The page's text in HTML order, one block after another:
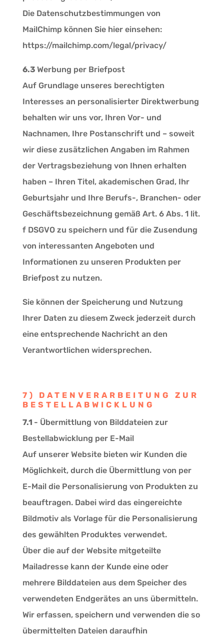
Die Datenschutzbestimmungen von
MailChimp können Sie hier einsehen:
https://mailchimp.com/legal/privacy/
6.3 Werbung per Briefpost
Auf Grundlage unseres berechtigten
Interesses an personalisierter Direktwerbung
behalten wir uns vor, Ihren Vor- und
Nachnamen, Ihre Postanschrift und – soweit
wir diese zusätzlichen Angaben im Rahmen
der Vertragsbeziehung von Ihnen erhalten
haben – Ihren Titel, akademischen Grad, Ihr
Geburtsjahr und Ihre Berufs-, Branchen- oder
Geschäftsbezeichnung gemäß Art. 6 Abs. 1 lit.
f DSGVO zu speichern und für die Zusendung
von interessanten Angeboten und
Informationen zu unseren Produkten per
Briefpost zu nutzen.
Sie können der Speicherung und Nutzung
Ihrer Daten zu diesem Zweck jederzeit durch
eine entsprechende Nachricht an den
Verantwortlichen widersprechen.
7) DATENVERARBEITUNG ZUR
BESTELLABWICKLUNG
7.1 - Übermittlung von Bilddateien zur
Bestellabwicklung per E-Mail
Auf unserer Website bieten wir Kunden die
Möglichkeit, durch die Übermittlung von per
E-Mail die Personalisierung von Produkten zu
beauftragen. Dabei wird das eingereichte
Bildmotiv als Vorlage für die Personalisierung
des gewählten Produktes verwendet.
Über die auf der Website mitgeteilte
Mailadresse kann der Kunde eine oder
mehrere Bilddateien aus dem Speicher des
verwendeten Endgerätes an uns übermitteln.
Wir erfassen, speichern und verwenden die so
übermittelten Dateien daraufhin